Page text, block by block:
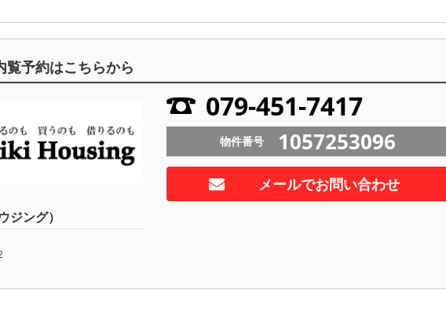
覧予約はこちらから
ング）
079-451-7417
物件番号 1057253096
メールでお問い合わせ